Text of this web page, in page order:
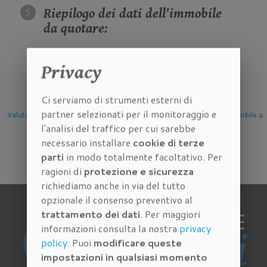
Riepilogo dei dati dell'immobile
da quotare:
Immobile
Valutazione Immobile a
Firenze
Valutazione Immobile a
Scandicci
Privacy
Ci serviamo di strumenti esterni di
partner selezionati per il monitoraggio e
l'analisi del traffico per cui sarebbe
necessario installare cookie di terze
parti in modo totalmente facoltativo. Per
ragioni di protezione e sicurezza
richiediamo anche in via del tutto
opzionale il consenso preventivo al
trattamento dei dati. Per maggiori
informazioni consulta la nostra privacy
policy. Puoi modificare queste
impostazioni in qualsiasi momento